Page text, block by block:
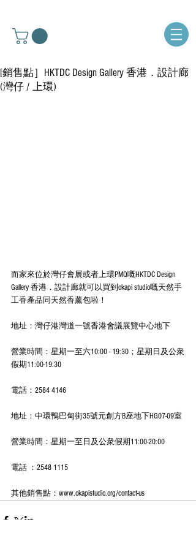
[銷售點］HKTDC Design Gallery 香港．設計廊
(灣仔 / 上環)
而家來位於灣仔會展或者上環PMQ嘅HKTDC Design
Gallery 香港．設計廊就可以買到okapi studio嘅天然手
工香產品同天然香薰包啦！
地址：灣仔港灣道一號香港會議展覽中心地下
營業時間：星期一至六10:00 - 19:30；星期日及公衆
假期11:00-19:30
電話：2584 4146
地址：中環鴨巴甸街35號元創方B座地下HG07-09室
營業時間：星期一至日及公衆假期11:00-20:00
電話 ：2548 1115
其他銷售點：www.okapistudio.org/contact-us